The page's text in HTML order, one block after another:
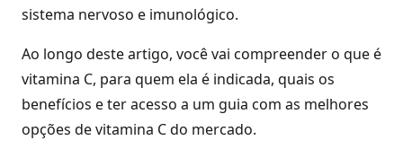
sistema nervoso e imunológico.
Ao longo deste artigo, você vai compreender o que é
vitamina C, para quem ela é indicada, quais os
benefícios e ter acesso a um guia com as melhores
opções de vitamina C do mercado.